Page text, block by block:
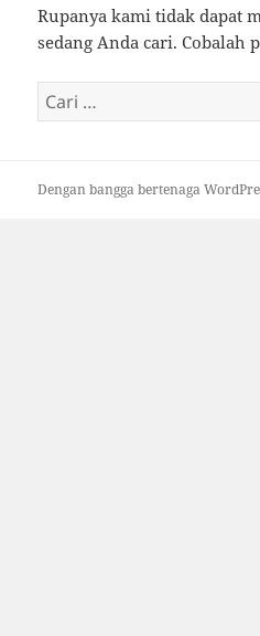
Rupanya kami tidak dapat
sedang Anda cari. Cobalah
Cari
untuk:
Dengan bangga bertenaga